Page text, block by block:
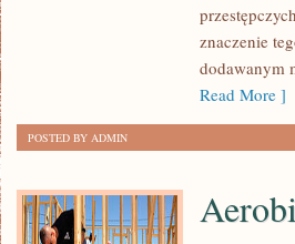
znaczenie
dodawanym
Read More ]
POSTED BY ADMIN